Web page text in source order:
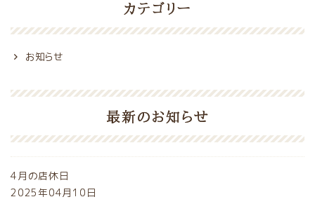
カテゴリー
お知らせ
最新のお知らせ
4月の店休日
2025年04月10日